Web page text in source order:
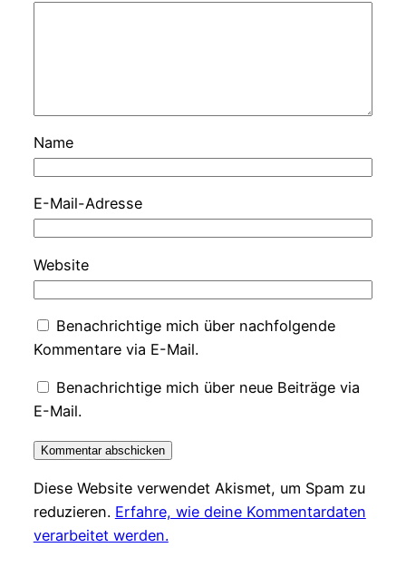
Name
E-Mail-Adresse
Website
Benachrichtige mich über nachfolgende
Kommentare via E-Mail.
Benachrichtige mich über neue Beiträge via
E-Mail.
Diese Website verwendet Akismet, um Spam zu
reduzieren. Erfahre, wie deine Kommentardaten
verarbeitet werden.